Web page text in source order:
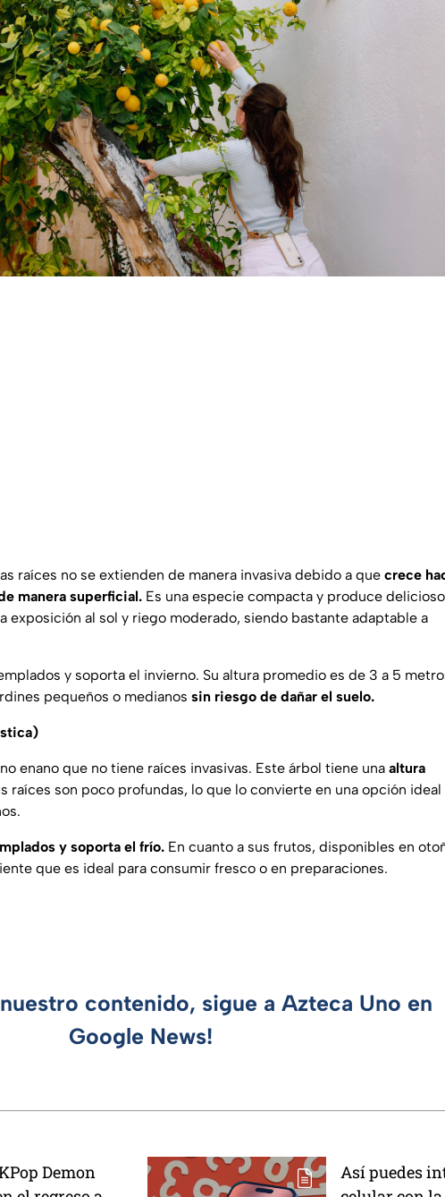
raíces no se extienden de manera invasiva debido a que crece
manera superficial. Es una especie compacta y produce
exposición al sol y riego moderado, siendo bastante adaptable a
y soporta el invierno. Su altura promedio es de 3 a 5
pequeños o medianos sin riesgo de dañar el suelo.
enano que no tiene raíces invasivas. Este árbol tiene una altura
raíces son poco profundas, lo que lo convierte en una opción ideal
y soporta el frío. En cuanto a sus frutos, disponibles en
que es ideal para consumir fresco o en preparaciones.
contenido, sigue a Azteca Uno en
Google News!
Demon
Así puedes